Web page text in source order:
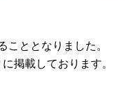
こととなりました。
掲載しております。